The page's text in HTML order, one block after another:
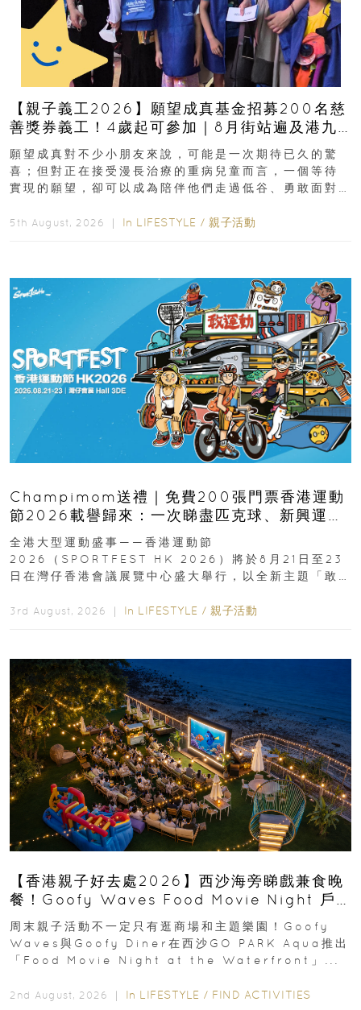
【親子義工2026】願望成真基金招募200名慈
善獎券義工！4歲起可參加｜8月街站遍及港九
新界
願望成真對不少小朋友來說，可能是一次期待已久的驚
喜；但對正在接受漫長治療的重病兒童而言，一個等待
實現的願望，卻可以成為陪伴他們走過低谷、勇敢面對
5th August, 2026 ｜ In LIFESTYLE / 親子活動
Champimom送禮｜免費200張門票香港運動
節2026載譽歸來：一次睇盡匹克球、新興運
動、街舞比賽＋逾百運動品牌展覽
全港大型運動盛事——香港運動節
2026（SPORTFEST HK 2026）將於8月21日至23
日在灣仔香港會議展覽中心盛大舉行，以全新主題「敢
3rd August, 2026 ｜ In LIFESTYLE / 親子活動
【香港親子好去處2026】西沙海旁睇戲兼食晚
餐！Goofy Waves Food Movie Night 戶
外影院逢週末登場
周末親子活動不一定只有逛商場和主題樂園！Goofy
Waves與Goofy Diner在西沙GO PARK Aqua推出
「Food Movie Night at the Waterfront」...
2nd August, 2026 ｜ In LIFESTYLE / FIND ACTIVITIES